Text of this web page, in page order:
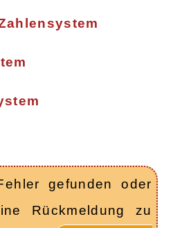
gefunden oder
Rückmeldung zu